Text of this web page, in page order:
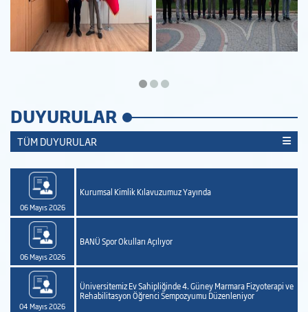
TÜM DUYURULAR
DUYURULAR
06 Mayıs 2026
Kurumsal Kimlik Kılavuzumuz Yayında
06 Mayıs 2026
BANÜ Spor Okulları Açılıyor
04 Mayıs 2026
Üniversitemiz Ev Sahipliğinde 4. Güney Marmara Fizyoterapi ve
Rehabilitasyon Öğrenci Sempozyumu Düzenleniyor